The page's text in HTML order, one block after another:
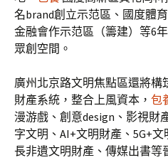
名brand創立示范區、國度體
金融會作示范區（籌建）等6
眾創空間。
廣州北京路文明焦點區還將構
財產系統，整合上風資本， 包
漫游戲、創意design、影視財
字文明、AI+文明財產、5G+
長非遺文明財產、傳媒出書等